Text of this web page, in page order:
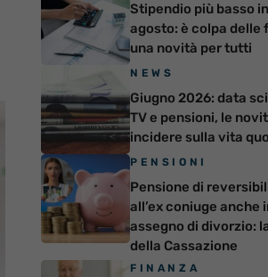
Stipendio più basso
agosto: è colpa delle
una novità per tutti
NEWS
Giugno 2026: data
TV e pensioni, le
incidere sulla vita
PENSIONI
Pensione di
all’ex coniuge anche
assegno di divorzio:
della Cassazione
FINANZA